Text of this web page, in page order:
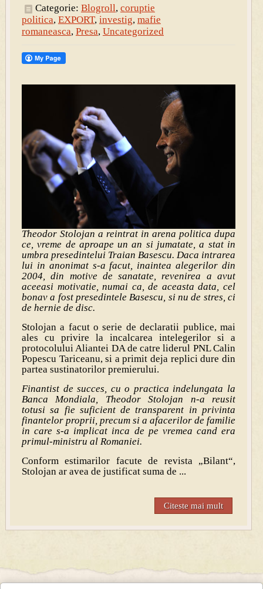
Categorie: Blogroll, coruptie
politica, EXPORT, investig, mafie
romaneasca, Presa, Uncategorized
Theodor Stolojan a reintrat in arena politica dupa
ce, vreme de aproape un an si jumatate, a stat in
umbra presedintelui Traian Basescu. Daca intrarea
lui in anonimat s-a facut, inaintea alegerilor din
2004, din motive de sanatate, revenirea a avut
aceeasi motivatie, numai ca, de aceasta data, cel
bonav a fost presedintele Basescu, si nu de stres, ci
de hernie de disc.
Stolojan a facut o serie de declaratii publice, mai
ales cu privire la incalcarea intelegerilor si a
protocolului Aliantei DA de catre liderul PNL Calin
Popescu Tariceanu, si a primit deja replici dure din
partea sustinatorilor premierului.
Finantist de succes, cu o practica indelungata la
Banca Mondiala, Theodor Stolojan n-a reusit
totusi sa fie suficient de transparent in privinta
finantelor proprii, precum si a afacerilor de familie
in care s-a implicat inca de pe vremea cand era
primul-ministru al Romaniei.
Conform estimarilor facute de revista „Bilant“,
Stolojan ar avea de justificat suma de ...
Citeste mai mult